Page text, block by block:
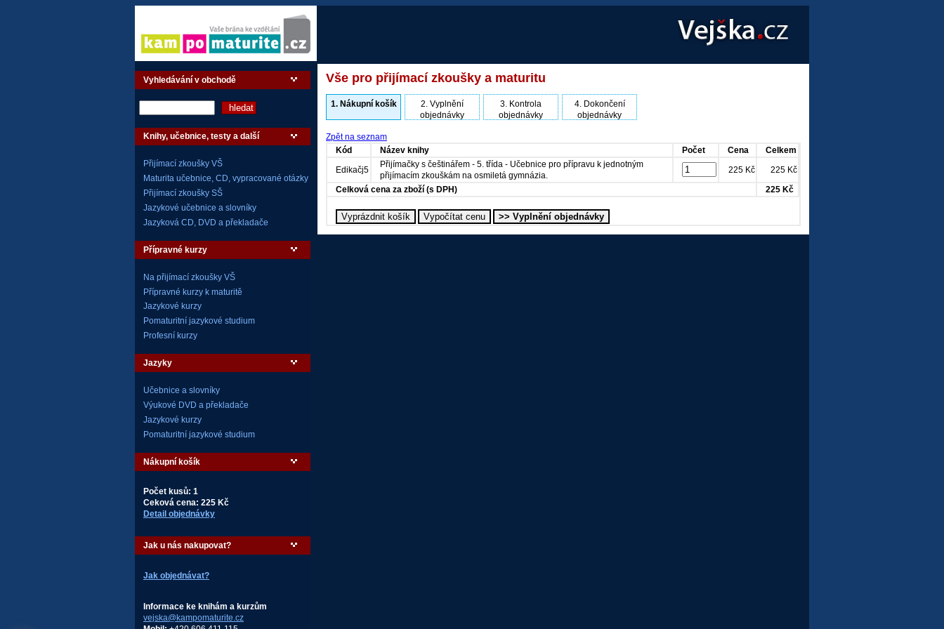
Vyhledávání v obchodě
Knihy, učebnice, testy a další
Přijímací zkoušky VŠ
Maturita učebnice, CD, vypracované otázky
Přijímací zkoušky SŠ
Jazykové učebnice a slovníky
Jazyková CD, DVD a překladače
Přípravné kurzy
Na přijímací zkoušky VŠ
Přípravné kurzy k maturitě
Jazykové kurzy
Pomaturitní jazykové studium
Profesní kurzy
Jazyky
Učebnice a slovníky
Výukové DVD a překladače
Jazykové kurzy
Pomaturitní jazykové studium
Nákupní košík
Počet kusů: 1
Ceková cena: 225 Kč
Detail objednávky
Jak u nás nakupovat?
Jak objednávat?
Informace ke knihám a kurzům
vejska@kampomaturite.cz
Vše pro přijímací zkoušky a maturitu
1.Nákupní košík 2. Vyplnění
objednávky
3. Kontrola
objednávky
4.Dokončení
objednávky
Zpět na seznam
Kód
Název knihy Počet Cena
Celkem
Edikačj5
Přijímačky s češtinářem - 5. třída - Učebnice pro přípravu k jednotným
přijímacím zkouškám na osmiletá gymnázia.
225 Kč
225 Kč
Celková cena za zboží (s DPH)
225 Kč